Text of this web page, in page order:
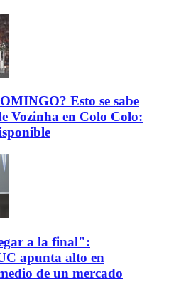
Esto se sabe
Vozinha en Colo Colo:
a la final":
apunta alto en
de un mercado